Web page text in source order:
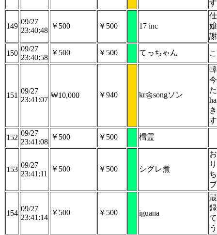
す
149
09/27
23:40:48
￥500 ￥500 17 inc
150
09/27
23:40:58
￥500 ￥500 てっちゃん
151
09/27
23:41:07
₩10,000 ￥940 kr송songソン
152
09/27
23:41:08
￥500 ￥500 樰霊
153
09/27
23:41:11
￥500 ￥500 シグレ煮
154
09/27
23:41:14
￥500 ￥500 iguana